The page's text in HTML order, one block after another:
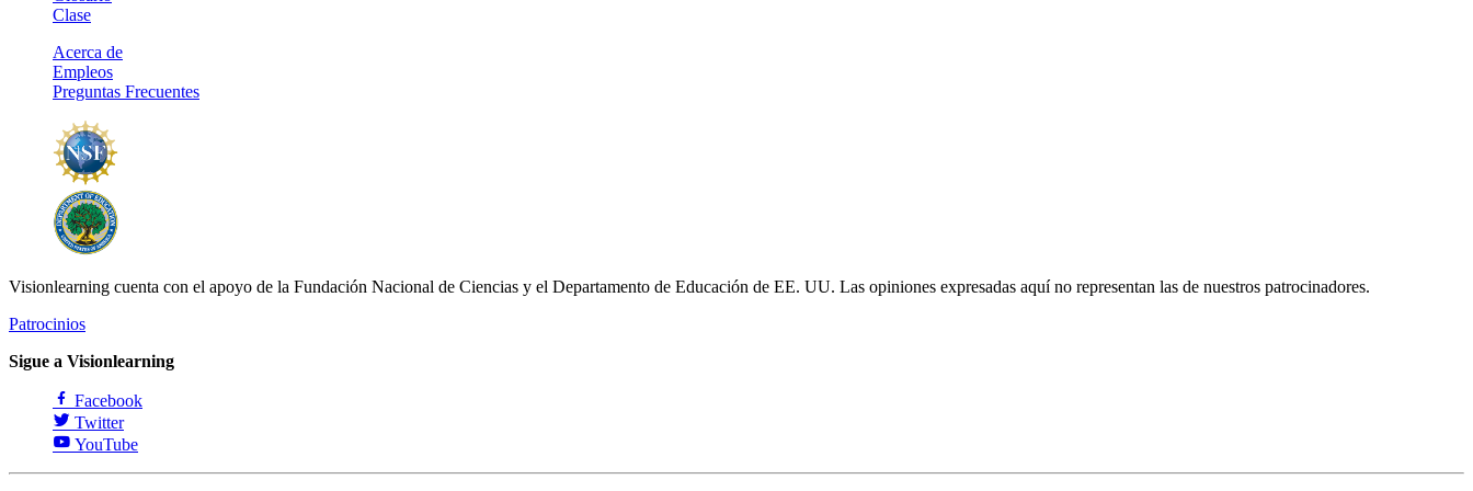
Clase
Acerca de
Empleos
Preguntas Frecuentes
Visionlearning cuenta con el apoyo de la Fundación Nacional de Ciencias y el Departamento de Educación de EE. UU. Las opiniones expresadas aquí no representan las de nuestros patrocinadores.
Patrocinios
Sigue a Visionlearning
Facebook
Twitter
YouTube